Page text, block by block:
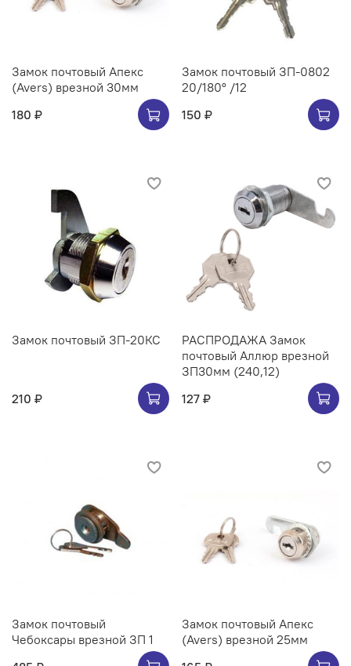
Замок почтовый Апекс
(Avers) врезной 30мм
180 ₽
Замок почтовый ЗП-0802
20/180° /12
150 ₽
Замок почтовый ЗП-20КС
210 ₽
РАСПРОДАЖА Замок
почтовый Аллюр врезной
ЗП30мм (240,12)
127 ₽
Замок почтовый
Чебоксары врезной ЗП 1
Замок почтовый Апекс
(Avers) врезной 25мм